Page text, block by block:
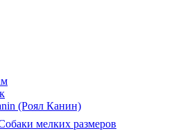
(Роял Канин)
мелких размеров